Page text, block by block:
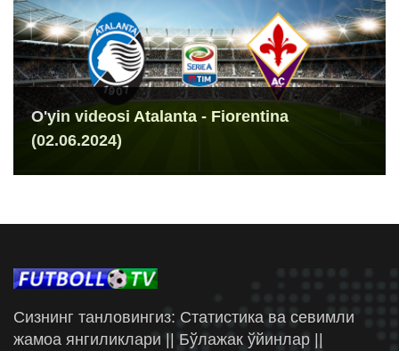
O'yin videosi Atalanta - Fiorentina
(02.06.2024)
Сизнинг танловингиз: Статистика ва севимли
жамоа янгиликлари || Бўлажак ўйинлар ||